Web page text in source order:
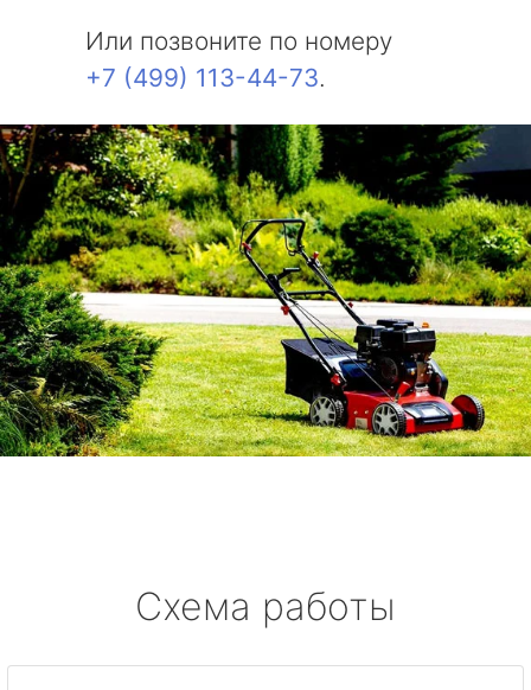
Или позвоните по номеру
+7 (499) 113-44-73.
Схема работы